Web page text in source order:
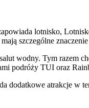
lotnisko,
szczególne
wodny. Tym razem
podróży TUI oraz
dodatkowe atrakcje w